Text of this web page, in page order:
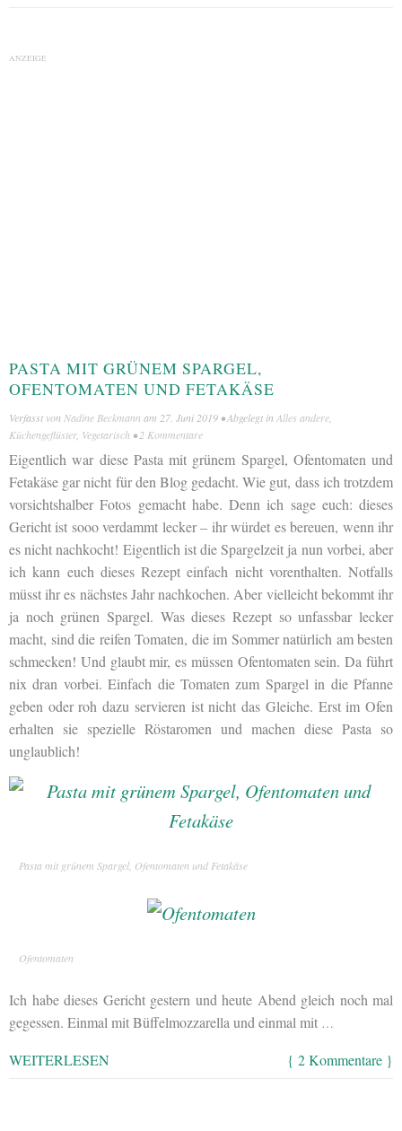
ANZEIGE
PASTA MIT GRÜNEM SPARGEL,
OFENTOMATEN UND FETAKÄSE
Verfasst von Nadine Beckmann am 27. Juni 2019 • Abgelegt in Alles andere
Küchengeflüster, Vegetarisch •2 Kommentare
Eigentlich war diese Pasta mit grünem Spargel, Ofentomaten und
Fetakäse gar nicht für den Blog gedacht. Wie gut, dass ich trotzdem
vorsichtshalber Fotos gemacht habe. Denn ich sage euch: dieses
Gericht ist sooo verdammt lecker – ihr würdet es bereuen, wenn ihr
es nicht nachkocht! Eigentlich ist die Spargelzeit ja nun vorbei, aber
ich kann euch dieses Rezept einfach nicht vorenthalten. Notfalls
müsst ihr es nächstes Jahr nachkochen. Aber vielleicht bekommt ihr
ja noch grünen Spargel. Was dieses Rezept so unfassbar lecker
macht, sind die reifen Tomaten, die im Sommer natürlich am besten
schmecken! Und glaubt mir, es müssen Ofentomaten sein. Da führt
nix dran vorbei. Einfach die Tomaten zum Spargel in die Pfanne
geben oder roh dazu servieren ist nicht das Gleiche. Erst im Ofen
erhalten sie spezielle Röstaromen und machen diese Pasta so
unglaublich!
Pasta mit grünem Spargel, Ofentomaten und Fetakäse
Ofentomaten
Ich habe dieses Gericht gestern und heute Abend gleich noch mal
gegessen. Einmal mit Büffelmozzarella und einmal mit …
WEITERLESEN { 2 Kommentare }